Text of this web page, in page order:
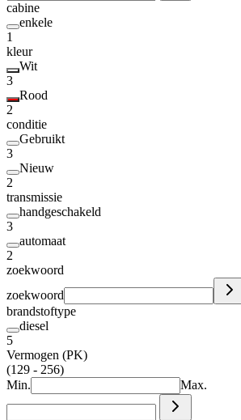
cabine
enkele
1
kleur
Wit
3
Rood
2
conditie
Gebruikt
3
Nieuw
2
transmissie
handgeschakeld
3
automaat
2
zoekwoord
zoekwoord
brandstoftype
diesel
5
Vermogen (PK)
(129 - 256)
Min.
Max.